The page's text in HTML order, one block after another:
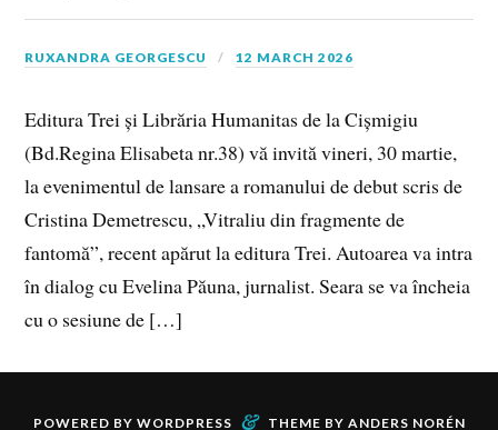
RUXANDRA GEORGESCU 12 MARCH 2026
Editura Trei și Librăria Humanitas de la Cișmigiu
(Bd.Regina Elisabeta nr.38) vă invită vineri, 30 martie,
la evenimentul de lansare a romanului de debut scris de
Cristina Demetrescu, „Vitraliu din fragmente de
fantomă”, recent apărut la editura Trei. Autoarea va intra
în dialog cu Evelina Păuna, jurnalist. Seara se va încheia
cu o sesiune de […]
POWERED BY WORDPRESS & THEME BY ANDERS NORÉN